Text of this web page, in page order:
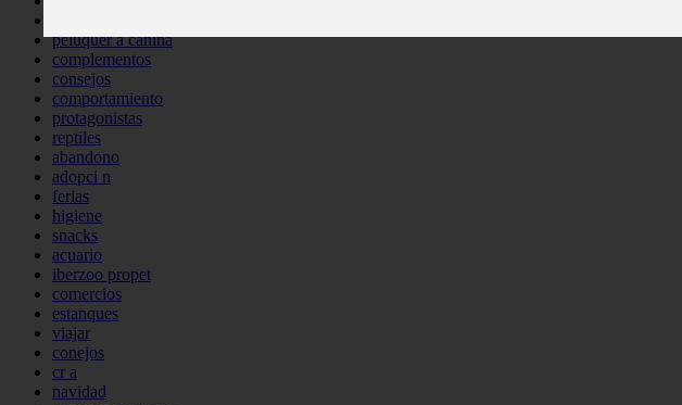
peluquer a canina
complementos
consejos
comportamiento
protagonistas
reptiles
abandono
adopci n
ferias
higiene
snacks
acuario
iberzoo propet
comercios
estanques
viajar
conejos
cr a
navidad